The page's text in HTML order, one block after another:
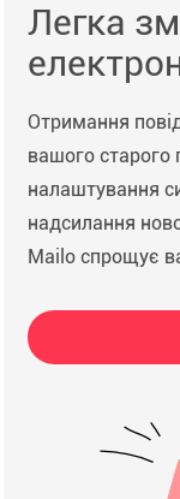
Легка
Отримання
вашого старого
налаштування
надсилання
Mailo спрощує